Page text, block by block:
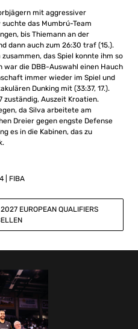
mit aggressiver
das Mumbrú-Team
bis Thiemann an der
dann auch zum 26:30 traf (15.).
das Spiel konnte ihm so
die DBB-Auswahl einen Hauch
immer wieder im Spiel und
Dunking mit (33:37, 17.).
zuständig, Auszeit Kroatien.
da Silva arbeitete am
Dreier gegen engste Defense
es in die Kabinen, das zu
| FIBA
EUROPEAN QUALIFIERS